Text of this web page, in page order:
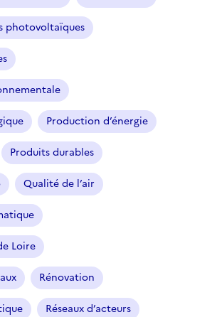
photovoltaïques
Production d’énergie
Produits durables
Qualité de l’air
Loire
Rénovation
Réseaux d’acteurs